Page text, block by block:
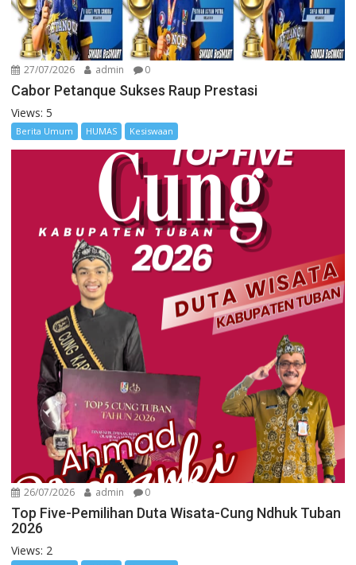
27/07/2026 admin 0
Cabor Petanque Sukses Raup Prestasi
Views: 5
Berita Umum HUMAS Kesiswaan
26/07/2026 admin 0
Top Five-Pemilihan Duta Wisata-Cung Ndhuk Tuban
2026
Views: 2